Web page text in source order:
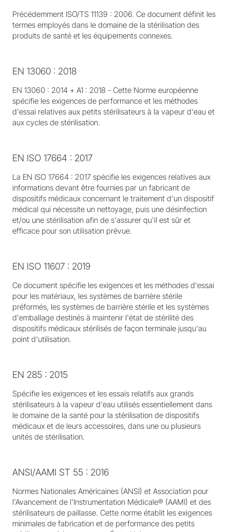
Précédemment ISO/TS 11139 : 2006. Ce document définit les
termes employés dans le domaine de la stérilisation des
produits de santé et les équipements connexes.
EN 13060 : 2018
EN 13060 : 2014 + A1 : 2018 - Cette Norme européenne
spécifie les exigences de performance et les méthodes
d'essai relatives aux petits stérilisateurs à la vapeur d'eau et
aux cycles de stérilisation.
EN ISO 17664 : 2017
La EN ISO 17664 : 2017 spécifie les exigences relatives aux
informations devant être fournies par un fabricant de
dispositifs médicaux concernant le traitement d'un dispositif
médical qui nécessite un nettoyage, puis une désinfection
et/ou une stérilisation afin de s'assurer qu'il est sûr et
efficace pour son utilisation prévue.
EN ISO 11607 : 2019
Ce document spécifie les exigences et les méthodes d'essai
pour les matériaux, les systèmes de barrière stérile
préformés, les systèmes de barrière stérile et les systèmes
d'emballage destinés à maintenir l'état de stérilité des
dispositifs médicaux stérilisés de façon terminale jusqu'au
point d'utilisation.
EN 285 : 2015
Spécifie les exigences et les essais relatifs aux grands
stérilisateurs à la vapeur d'eau utilisés essentiellement dans
le domaine de la santé pour la stérilisation de dispositifs
médicaux et de leurs accessoires, dans une ou plusieurs
unités de stérilisation.
ANSI/AAMI ST 55 : 2016
Normes Nationales Américaines (ANSI) et Association pour
l'Avancement de l'Instrumentation Médicale® (AAMI) et des
stérilisateurs de paillasse. Cette norme établit les exigences
minimales de fabrication et de performance des petits